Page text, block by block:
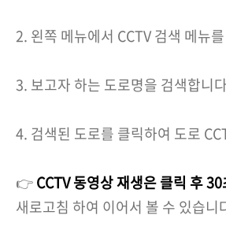
2. 왼쪽 메뉴에서 CCTV 검색 메뉴
3. 보고자 하는 도로명을 검색합니
4. 검색된 도로를 클릭하여 도로
👉CCTV 동영상 재생은 클릭 후
새로고침 하여 이어서 볼 수 있습니